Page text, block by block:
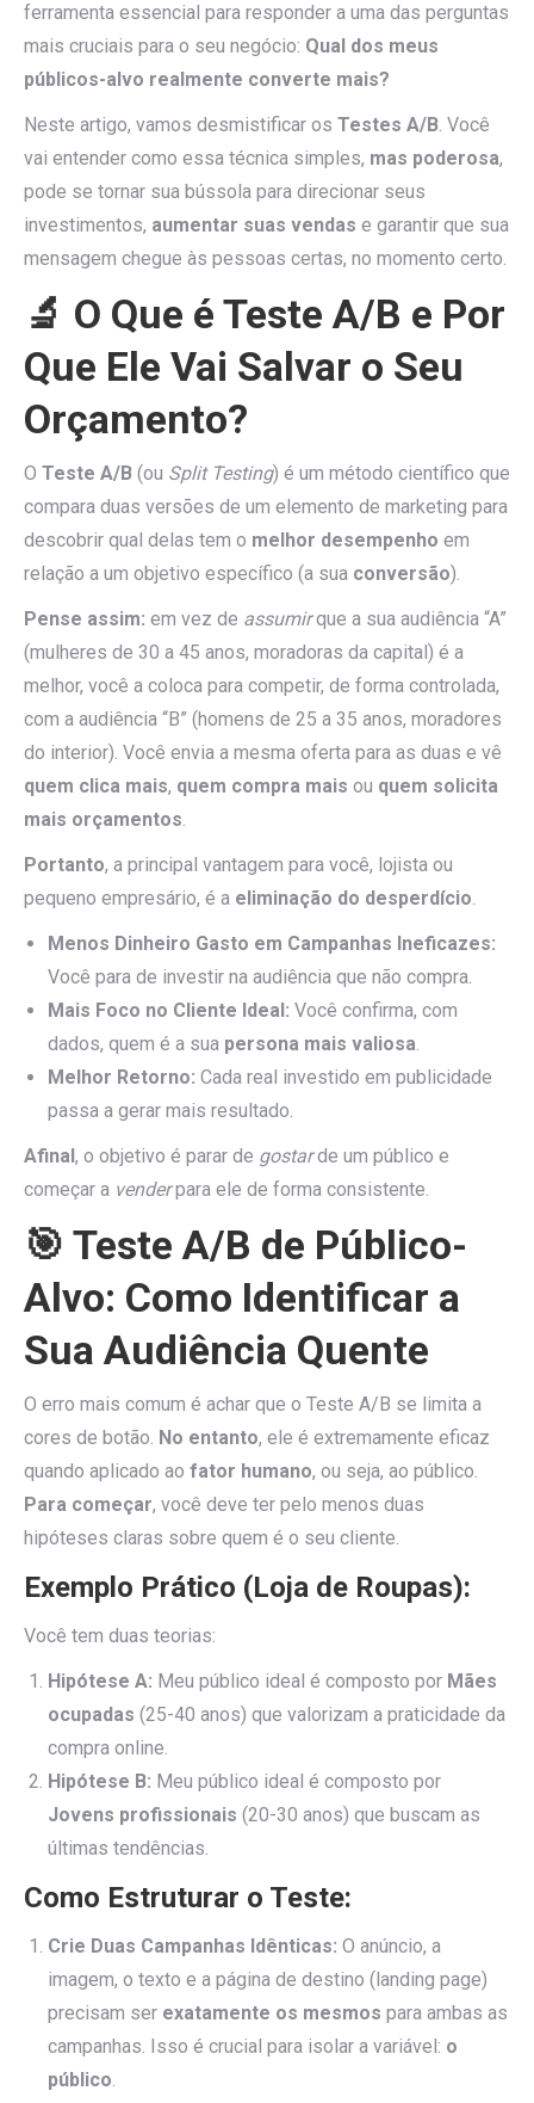
ferramenta essencial para responder a uma das perguntas
mais cruciais para o seu negócio: Qual dos meus
públicos-alvo realmente converte mais?
Neste artigo, vamos desmistificar os Testes A/B. Você
vai entender como essa técnica simples, mas poderosa,
pode se tornar sua bússola para direcionar seus
investimentos, aumentar suas vendas e garantir que sua
mensagem chegue às pessoas certas, no momento certo.
🔬 O Que é Teste A/B e Por
Que Ele Vai Salvar o Seu
Orçamento?
O Teste A/B (ou Split Testing) é um método científico que
compara duas versões de um elemento de marketing para
descobrir qual delas tem o melhor desempenho em
relação a um objetivo específico (a sua conversão).
Pense assim: em vez de assumirque a sua audiência “A”
(mulheres de 30 a 45 anos, moradoras da capital) é a
melhor, você a coloca para competir, de forma controlada,
com a audiência “B” (homens de 25 a 35 anos, moradores
do interior). Você envia a mesma oferta para as duas e vê
quem clica mais, quem compra mais ou quem solicita
mais orçamentos.
Portanto, a principal vantagem para você, lojista ou
pequeno empresário, é a eliminação do desperdício.
Menos Dinheiro Gasto em Campanhas Ineficazes:
Você para de investir na audiência que não compra.
Mais Foco no Cliente Ideal: Você confirma, com
dados, quem é a sua persona mais valiosa.
Melhor Retorno: Cada real investido em publicidade
passa a gerar mais resultado.
Afinal, o objetivo é parar de gostarde um público e
começar a venderpara ele de forma consistente.
🎯 Teste A/B de Público-
Alvo: Como Identificar a
Sua Audiência Quente
O erro mais comum é achar que o Teste A/B se limita a
cores de botão. No entanto, ele é extremamente eficaz
quando aplicado ao fator humano, ou seja, ao público.
Para começar, você deve ter pelo menos duas
hipóteses claras sobre quem é o seu cliente.
Exemplo Prático (Loja de Roupas):
Você tem duas teorias:
Hipótese A: Meu público ideal é composto por Mães
ocupadas (25-40 anos) que valorizam a praticidade da
compra online.
Hipótese B: Meu público ideal é composto por
Jovens profissionais (20-30 anos) que buscam as
últimas tendências.
Como Estruturar o Teste:
Crie Duas Campanhas Idênticas: O anúncio, a
imagem, o texto e a página de destino (landing page)
precisam ser exatamente os mesmos para ambas as
campanhas. Isso é crucial para isolar a variável: o
público.